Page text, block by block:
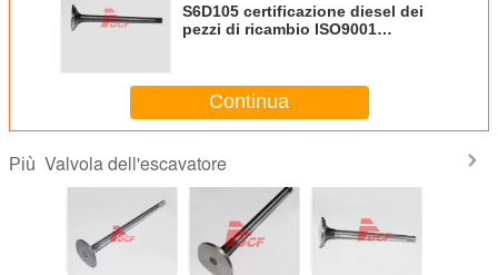
S6D105 certificazione diesel dei
pezzi di ricambio ISO9001
Continua
Più Valvola dell'escavatore